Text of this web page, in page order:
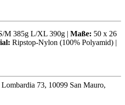
M 385g L/XL 390g | Maße: 50 x 26
Ripstop-Nylon (100% Polyamid) |
73, 10099 San Mauro,